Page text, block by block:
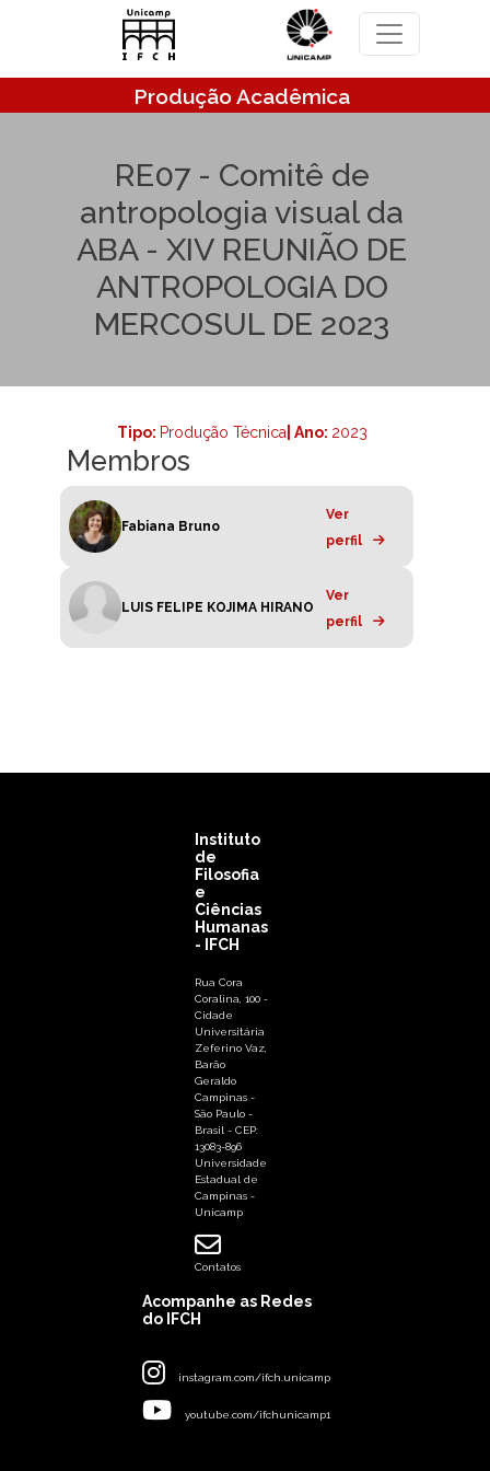
Pular para o conteúdo principal
Produção Acadêmica
RE07 - Comitê de
antropologia visual da
ABA - XIV REUNIÃO DE
ANTROPOLOGIA DO
MERCOSUL DE 2023
Tipo: Produção Técnica | Ano: 2023
Membros
Fabiana Bruno
Ver
perfil
LUIS FELIPE KOJIMA HIRANO
Ver
perfil
Instituto
de
Filosofia
e
Ciências
Humanas
- IFCH
Rua Cora
Coralina, 100 -
Cidade
Universitária
Zeferino Vaz,
Barão
Geraldo
Campinas -
São Paulo -
Brasil - CEP:
13083-896
Universidade
Estadual de
Campinas -
Unicamp
Contatos
Acompanhe as Redes
do IFCH
instagram.com/ifch.unicamp
youtube.com/ifchunicamp1